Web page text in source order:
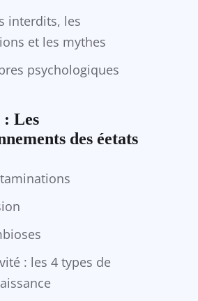
interdits, les
et les mythes
psychologiques
: Les
des éetats
: les 4 types de